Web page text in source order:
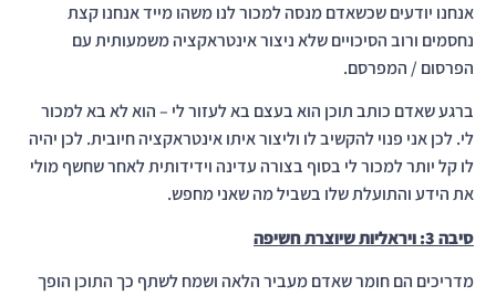
אנחנו יודעים שכשאדם מנסה למכור לנו משהו מייד אנחנו קצת
נחסמים ורוב הסיכויים שלא ניצור אינטראקציה משמעותית עם
הפרסום / המפרסם.
ברגע שאדם כותב תוכן הוא בעצם בא לעזור לי – הוא לא בא למכור
לי. לכן אני פנוי להקשיב לו וליצור איתו אינטראקציה חיובית. לכן יהיה
לו קל יותר למכור לי בסוף בצורה עדינה וידידותית לאחר שחשף מולי
את הידע והתועלת שלו בשביל מה שאני מחפש.
סיבה 3: ויראליות שיוצרת חשיפה
מדריכים הם חומר שאדם מעביר הלאה ושמח לשתף כך התוכן הופך